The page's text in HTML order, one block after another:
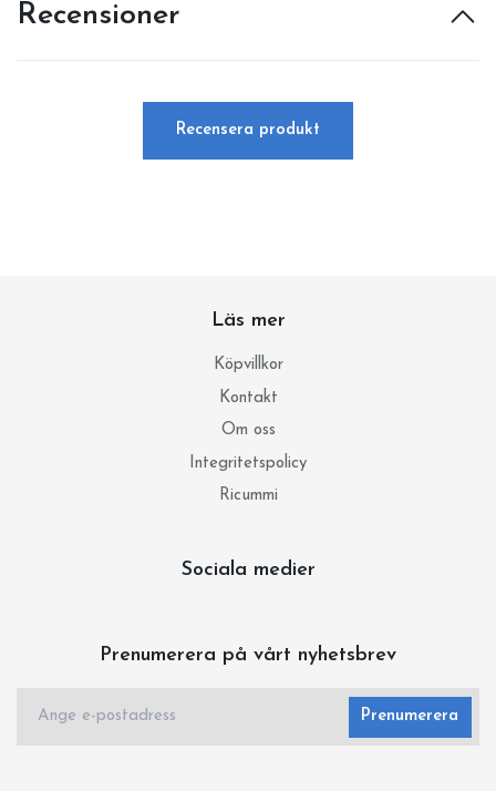
Recensioner
Recensera produkt
Läs mer
Köpvillkor
Kontakt
Om oss
Integritetspolicy
Ricummi
Sociala medier
Prenumerera på vårt nyhetsbrev
Prenumerera